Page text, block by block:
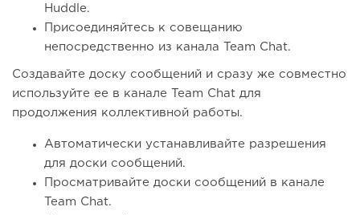
Huddle.
Присоединяйтесь к совещанию
непосредственно из канала Team Chat.
Создавайте доску сообщений и сразу же совместно
используйте ее в канале Team Chat для
продолжения коллективной работы.
Автоматически устанавливайте разрешения
для доски сообщений.
Просматривайте доски сообщений в канале
Team Chat.